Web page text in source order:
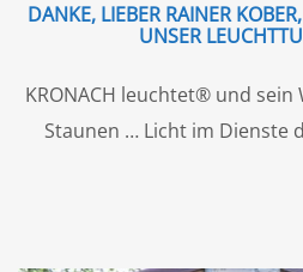
DANKE, LIEBER RAINER
UNSER
KRONACH leuchtet® und
Staunen … Licht im Dienste